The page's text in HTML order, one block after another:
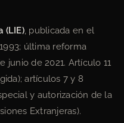
(LIE), publicada en el
última reforma
junio de 2021. Artículo 11
artículos 7 y 8
y autorización de la
Extranjeras).